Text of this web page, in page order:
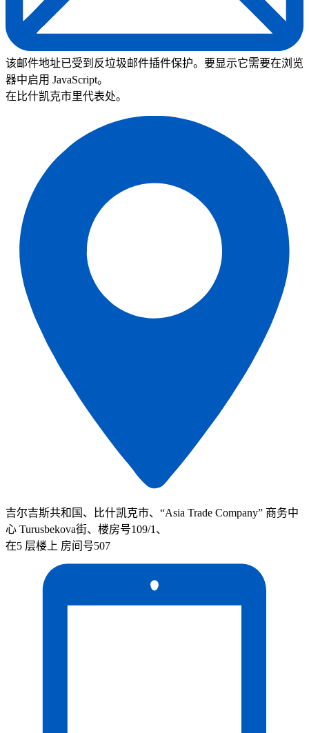
该邮件地址已受到反垃圾邮件插件保护。要显示它需要在浏览
器中启用 JavaScript。
在比什凯克市里代表处。
吉尔吉斯共和国、比什凯克市、“Asia Trade Company” 商务中
心 Turusbekova街、楼房号109/1、
在5 层楼上 房间号507